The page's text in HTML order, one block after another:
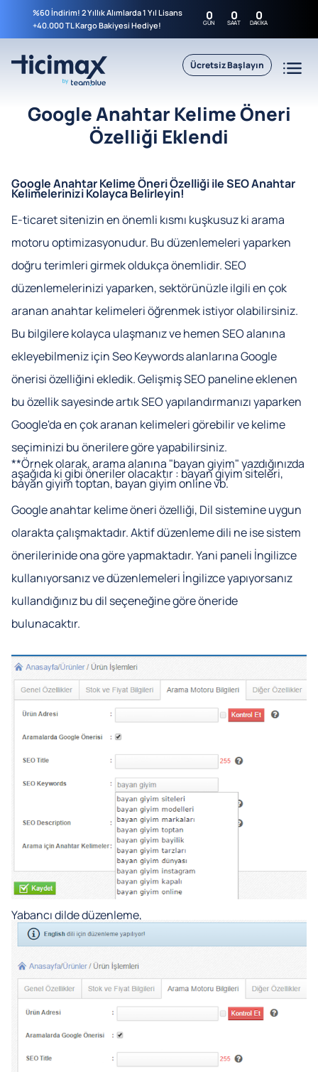
%60 İndirim! 2 Yıllık Alımlarda 1 Yıl Lisans
+40.000 TL Kargo Bakiyesi Hediye!
0
GÜN 0
SAAT 0
DAKIKA
Ücretsiz Başlayın
Google Anahtar Kelime Öneri
Özelliği Eklendi
Google Anahtar Kelime Öneri Özelliği ile SEO Anahtar
Kelimelerinizi Kolayca Belirleyin!
E-ticaret sitenizin en önemli kısmı kuşkusuz ki arama
motoru optimizasyonudur. Bu düzenlemeleri yaparken
doğru terimleri girmek oldukça önemlidir. SEO
düzenlemelerinizi yaparken, sektörünüzle ilgili en çok
aranan anahtar kelimeleri öğrenmek istiyor olabilirsiniz.
Bu bilgilere kolayca ulaşmanız ve hemen SEO alanına
ekleyebilmeniz için Seo Keywords alanlarına Google
önerisi özelliğini ekledik. Gelişmiş SEO paneline eklenen
bu özellik sayesinde artık SEO yapılandırmanızı yaparken
Google'da en çokaranan kelimeleri görebilir ve kelime
seçiminizi bu önerilere göre yapabilirsiniz.
**Örnek olarak, arama alanına "bayan giyim" yazdığınızda
aşağıda ki gibi öneriler olacaktır : bayan giyim siteleri,
bayan giyim toptan, bayan giyim online vb.
Google anahtar kelime öneri özelliği, Dil sistemine uygun
olarakta çalışmaktadır. Aktif düzenleme dili ne ise sistem
önerilerinide ona göre yapmaktadır. Yani paneli İngilizce
kullanıyorsanız ve düzenlemeleri İngilizce yapıyorsanız
kullandığınız bu dil seçeneğine göre öneride
bulunacaktır.
Yabancı dilde düzenleme,